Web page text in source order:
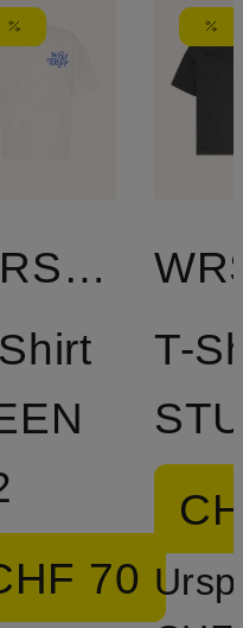
WRSTBHVR
70
T-